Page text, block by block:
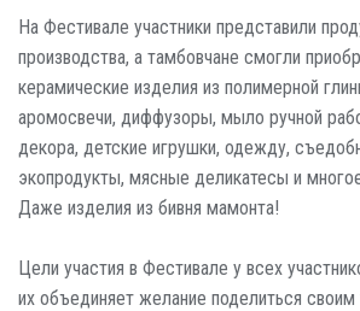
На Фестивале участники представили
производства, а тамбовчане смогли
керамические изделия из полимерной
аромосвечи, диффузоры, мыло ручной
декора, детские игрушки, одежду,
экопродукты, мясные деликатесы и
Даже изделия из бивня мамонта!
Цели участия в Фестивале у всех
их объединяет желание поделиться